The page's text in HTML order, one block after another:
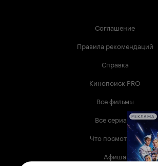
Соглашение
Правила рекомендаций
Справка
Кинопоиск PRO
Все фильмы
Все сериалы
Что посмотреть
Афиша
РЕКЛАМА